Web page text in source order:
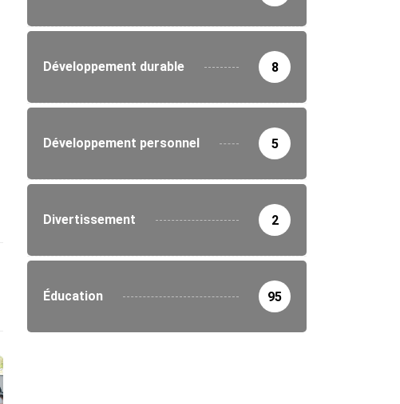
Développement durable 8
Développement personnel 5
Divertissement 2
Éducation 95